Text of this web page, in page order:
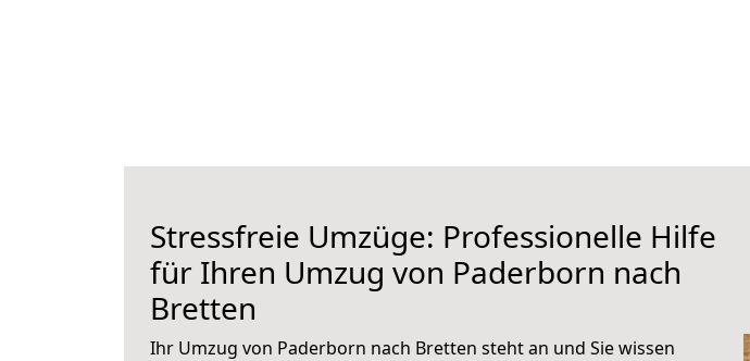
Stressfreie Umzüge: Professionelle Hilfe
für Ihren Umzug von Paderborn nach
Bretten
Ihr Umzug von Paderborn nach Bretten steht an und Sie wissen